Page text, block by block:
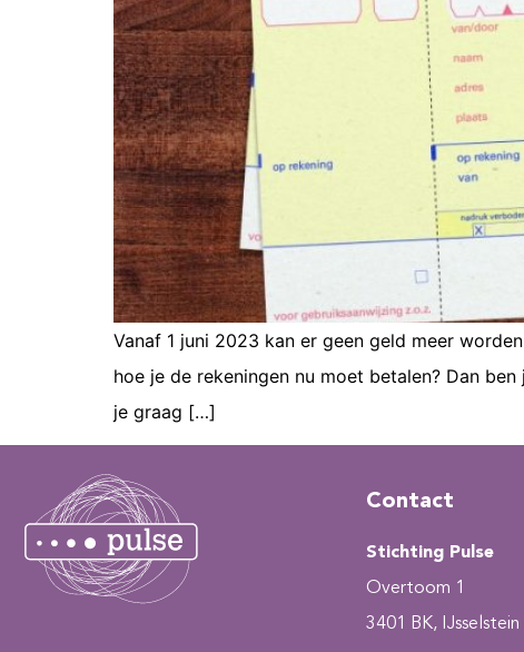
Vanaf 1 juni 2023 kan er geen geld meer
hoe je de rekeningen nu moet betalen? Dan
je graag […]
Contact
Stichting Pulse
Overtoom 1
3401 BK, IJsselstein